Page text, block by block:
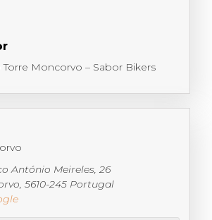
Torre Moncorvo – Sabor Bikers
António Meireles, 26
, 5610-245 Portugal